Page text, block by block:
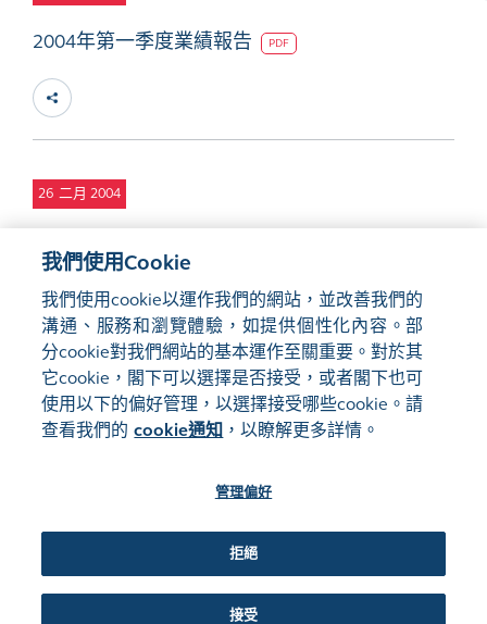
2004年第一季度業績報告 PDF
26 二月 2004
2003年年報
網站地圖
使用條款
©2016-26 香港交易及結算所有限公司版權所有，翻印必究
我們使用Cookie
我們使用cookie以運作我們的網站，並改善我們的
溝通、服務和瀏覽體驗，如提供個性化內容。部
分cookie對我們網站的基本運作至關重要。對於其
它cookie，閣下可以選擇是否接受，或者閣下也可
使用以下的偏好管理，以選擇接受哪些cookie。請
查看我們的 cookie通知 ，以瞭解更多詳情。
管理偏好
拒絕
接受